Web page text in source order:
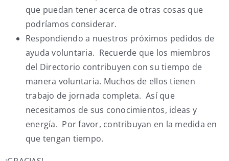
que puedan tener acerca de otras cosas que
podríamos considerar.
Respondiendo a nuestros próximos pedidos de
ayuda voluntaria. Recuerde que los miembros
del Directorio contribuyen con su tiempo de
manera voluntaria. Muchos de ellos tienen
trabajo de jornada completa. Así que
necesitamos de sus conocimientos, ideas y
energía. Por favor, contribuyan en la medida en
que tengan tiempo.